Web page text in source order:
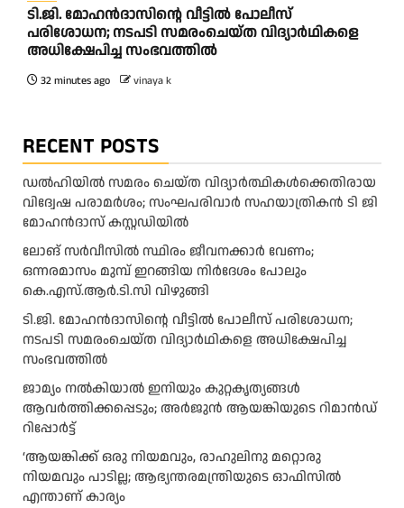
ടി.ജി. മോഹൻദാസിന്റെ വീട്ടിൽ പോലീസ്
പരിശോധന; നടപടി സമരംചെയ്ത വിദ്യാർഥികളെ
അധിക്ഷേപിച്ച സംഭവത്തിൽ
32 minutes ago vinaya k
RECENT POSTS
ഡൽഹിയിൽ സമരം ചെയ്ത വിദ്യാർത്ഥികൾക്കെതിരായ
വിദ്വേഷ പരാമർശം; സംഘപരിവാർ സഹയാത്രികൻ ടി ജി
മോഹന്‍ദാസ് കസ്റ്റഡിയിൽ
ലോങ് സർവീസിൽ സ്ഥിരം ജീവനക്കാർ വേണം;
ഒന്നരമാസം മുമ്പ് ഇറങ്ങിയ നിർദേശം പോലും
കെ.എസ്.ആർ.ടി.സി വിഴുങ്ങി
ടി.ജി. മോഹൻദാസിന്റെ വീട്ടിൽ പോലീസ് പരിശോധന;
നടപടി സമരംചെയ്ത വിദ്യാർഥികളെ അധിക്ഷേപിച്ച
സംഭവത്തിൽ
ജാമ്യം നൽകിയാൽ ഇനിയും കുറ്റകൃത്യങ്ങൾ
ആവർത്തിക്കപ്പെടും; അർജുൻ ആയങ്കിയുടെ റിമാൻഡ്
റിപ്പോർട്ട്
‘ആയങ്കിക്ക് ഒരു നിയമവും, രാഹുലിനു മറ്റൊരു
നിയമവും പാടില്ല; ആഭ്യന്തരമന്ത്രിയുടെ ഓഫിസിൽ
എന്താണ് കാര്യം